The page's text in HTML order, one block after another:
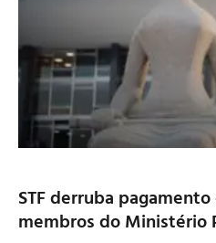
STF derruba
membros do Ministério